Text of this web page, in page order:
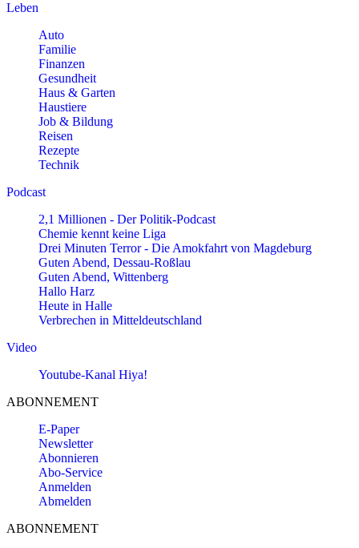
Leben
Auto
Familie
Finanzen
Gesundheit
Haus & Garten
Haustiere
Job & Bildung
Reisen
Rezepte
Technik
Podcast
2,1 Millionen - Der Politik-Podcast
Chemie kennt keine Liga
Drei Minuten Terror - Die Amokfahrt von Magdeburg
Guten Abend, Dessau-Roßlau
Guten Abend, Wittenberg
Hallo Harz
Heute in Halle
Verbrechen in Mitteldeutschland
Video
Youtube-Kanal Hiya!
ABONNEMENT
E-Paper
Newsletter
Abonnieren
Abo-Service
Anmelden
Abmelden
ABONNEMENT